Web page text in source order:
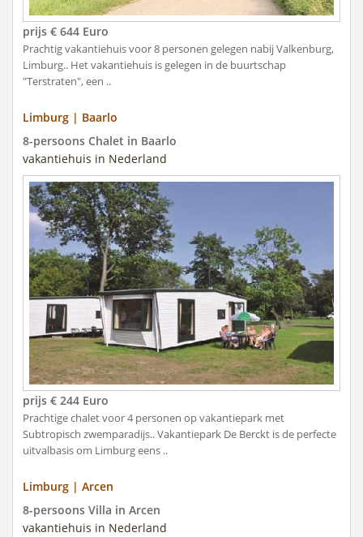
prijs € 644 Euro
Prachtig vakantiehuis voor 8 personen gelegen nabij Valkenburg,
Limburg.. Het vakantiehuis is gelegen in de buurtschap
"Terstraten", een ..
Limburg | Baarlo
8-persoons Chalet in Baarlo
vakantiehuis in Nederland
prijs € 244 Euro
Prachtige chalet voor 4 personen op vakantiepark met
Subtropisch zwemparadijs.. Vakantiepark De Berckt is de perfecte
uitvalbasis om Limburg eens ..
Limburg | Arcen
8-persoons Villa in Arcen
vakantiehuis in Nederland